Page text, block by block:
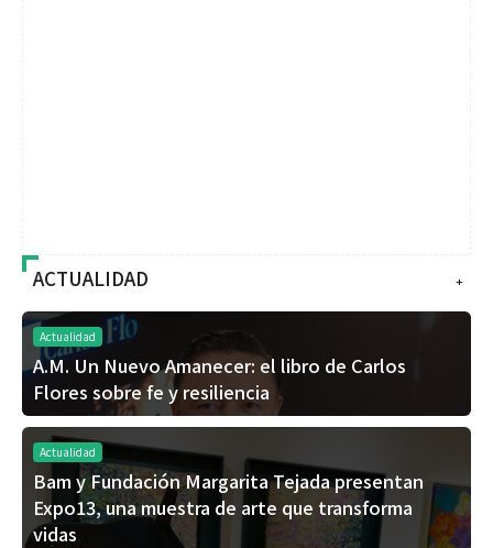
+
ACTUALIDAD
Actualidad
A.M. Un Nuevo Amanecer: el libro de Carlos
Flores sobre fe y resiliencia
Actualidad
Bam y Fundación Margarita Tejada presentan
Expo13, una muestra de arte que transforma
vidas